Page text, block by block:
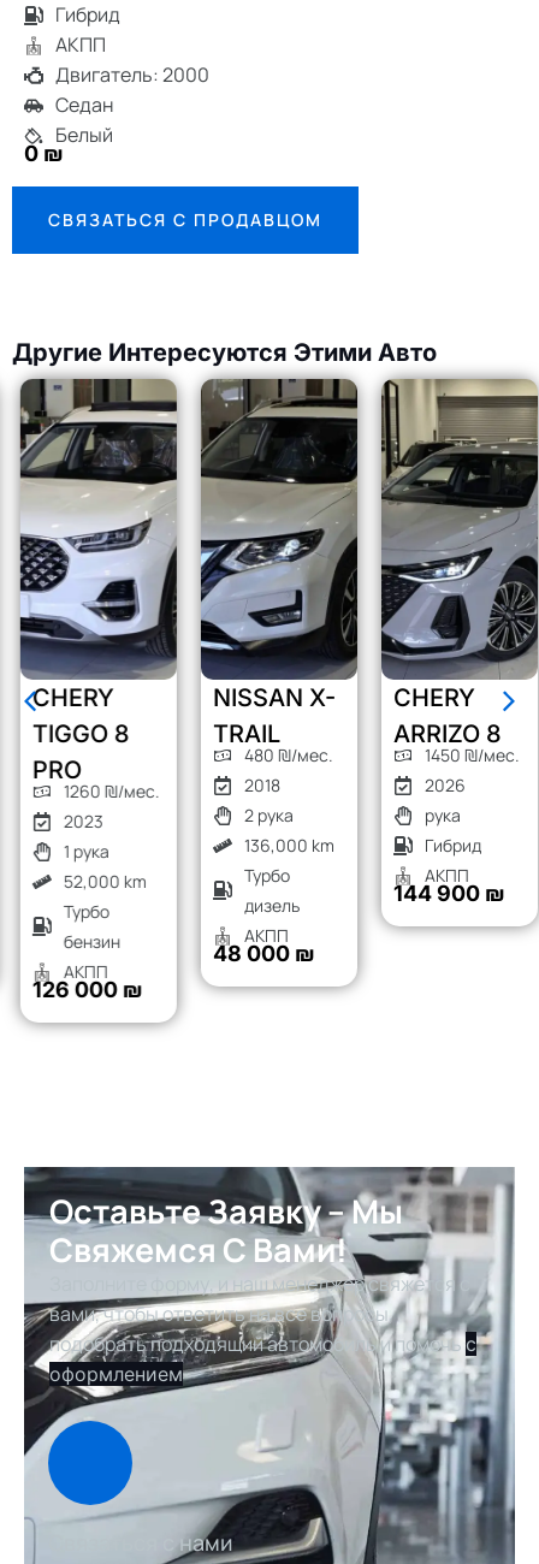
Гибрид
АКПП
Двигатель: 2000
Седан
Белый
0 ₪
СВЯЗАТЬСЯ С ПРОДАВЦОМ
Другие Интересуются Этими Авто
CHERY
TIGGO 8
PRO
1260 ₪/мес.
2023
1 рука
52,000 km
Турбо
бензин
АКПП
126 000 ₪
NISSAN X-
TRAIL
480 ₪/мес.
2018
2 рука
136,000 km
Турбо
дизель
АКПП
48 000 ₪
CHERY
ARRIZO 8
1450 ₪/мес.
2026
рука
Гибрид
АКПП
144 900 ₪
Оставьте Заявку – Мы
Свяжемся С Вами!
Заполните форму, и наш менеджер свяжется с
вами, чтобы ответить на все вопросы,
подобрать подходящий автомобиль и помочьс
оформлением
Связаться с нами